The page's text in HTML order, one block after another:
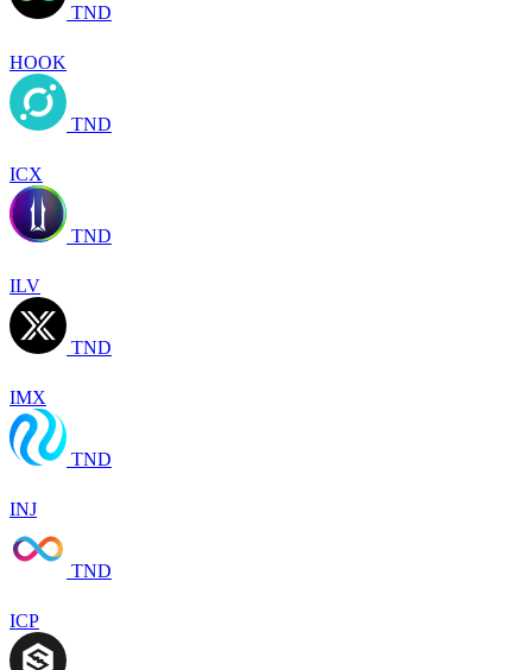
TND
HOOK
TND
ICX
TND
ILV
TND
IMX
TND
INJ
TND
ICP